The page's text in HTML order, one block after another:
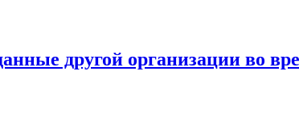
другой организации во